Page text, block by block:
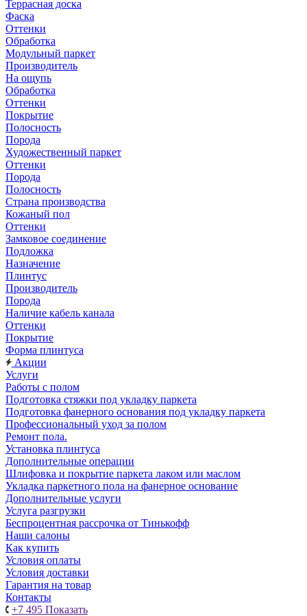
Террасная доска
Фаска
Оттенки
Обработка
Модульный паркет
Производитель
На ощупь
Обработка
Оттенки
Покрытие
Полосность
Порода
Художественный паркет
Оттенки
Порода
Полосность
Страна производства
Кожаный пол
Оттенки
Замковое соединение
Подложка
Назначение
Плинтус
Производитель
Порода
Наличие кабель канала
Оттенки
Покрытие
Форма плинтуса
Акции
Услуги
Работы с полом
Подготовка стяжки под укладку паркета
Подготовка фанерного основания под укладку паркета
Профессиональный уход за полом
Ремонт пола.
Установка плинтуса
Дополнительные операции
Шлифовка и покрытие паркета лаком или маслом
Укладка паркетного пола на фанерное основание
Дополнительные услуги
Услуга разгрузки
Беспроцентная рассрочка от Тинькофф
Наши салоны
Как купить
Условия оплаты
Условия доставки
Гарантия на товар
Контакты
+7 495 Показать